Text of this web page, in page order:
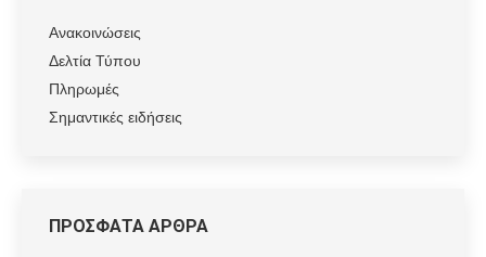
Ανακοινώσεις
Δελτία Τύπου
Πληρωμές
Σημαντικές ειδήσεις
ΠΡΟΣΦΑΤΑ ΑΡΘΡΑ